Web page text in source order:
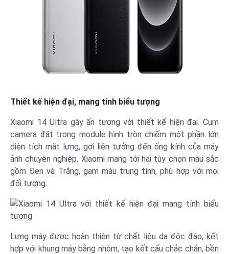
Thiết kế hiện đại, mang tính biểu tượng
Xiaomi 14 Ultra gây ấn tượng với thiết kế hiện đại. Cụm
camera đặt trong module hình tròn chiếm một phần lớn
diện tích mặt lưng, gợi liên tưởng đến ống kính của máy
ảnh chuyên nghiệp. Xiaomi mang tới hai tùy chọn màu sắc
gồm Đen và Trắng, gam màu trung tính, phù hợp với mọi
đối tượng.
Lưng máy được hoàn thiện từ chất liệu da độc đáo, kết
hợp với khung máy bằng nhôm, tạo kết cấu chắc chắn, bền